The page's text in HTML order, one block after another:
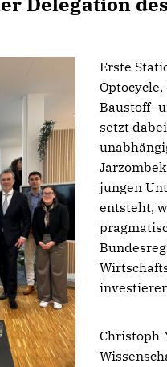
Erste
Baustoff-
setzt
jungen
entsteht,
Christoph